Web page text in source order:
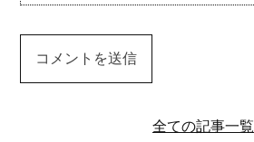
全ての記事一覧